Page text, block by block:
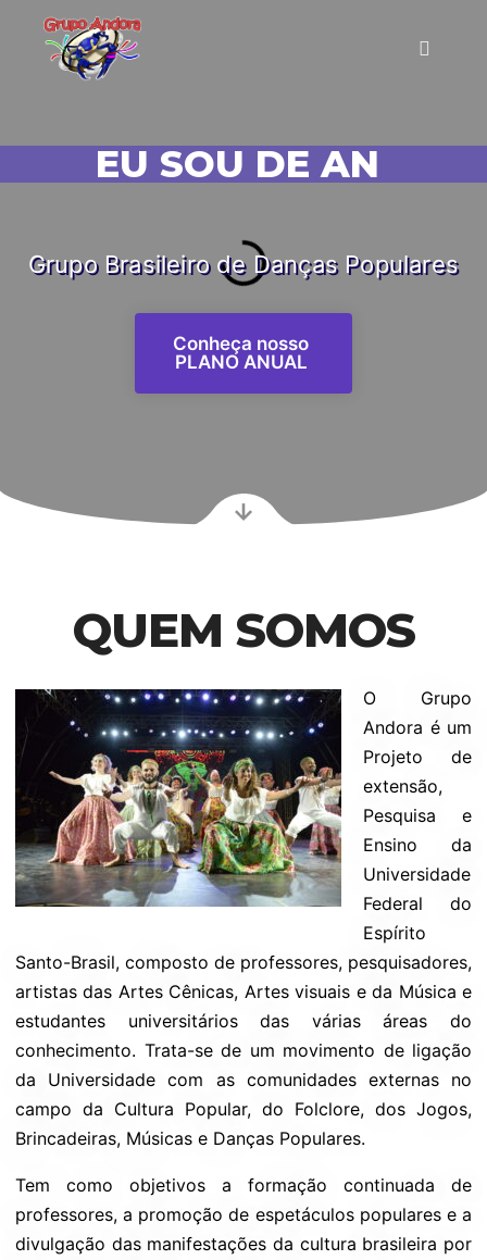
EU SOU DE ANDORA!
Grupo Brasileiro de Danças Populares
Conheça nosso
PLANO ANUAL
QUEM SOMOS
O Grupo
Andora é um
Projeto de
extensão,
Pesquisa e
Ensino da
Universidade
Federal do
Espírito
Santo-Brasil, composto de professores, pesquisadores,
artistas das Artes Cênicas, Artes visuais e da Música e
estudantes universitários das várias áreas do
conhecimento. Trata-se de um movimento de ligação
da Universidade com as comunidades externas no
campo da Cultura Popular, do Folclore, dos Jogos,
Brincadeiras, Músicas e Danças Populares.
Tem como objetivos a formação continuada de
professores, a promoção de espetáculos populares e a
divulgação das manifestações da cultura brasileira por